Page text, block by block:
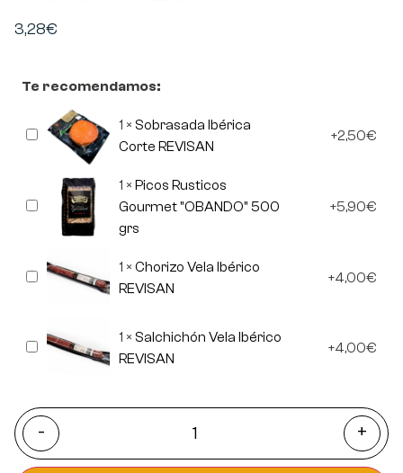
3,28€
Te recomendamos:
Sobrasada
Ibérica
REVISAN
1 × Sobrasada Ibérica
Corte REVISAN
2,50€
Picos
Rusticos
Gourmet
500
grs
1 × Picos Rusticos
Gourmet "OBANDO" 500
grs
5,90€
Chorizo
1 × Chorizo Vela Ibérico
REVISAN
4,00€
Salchichón
1 × Salchichón Vela Ibérico
REVISAN
4,00€
- +